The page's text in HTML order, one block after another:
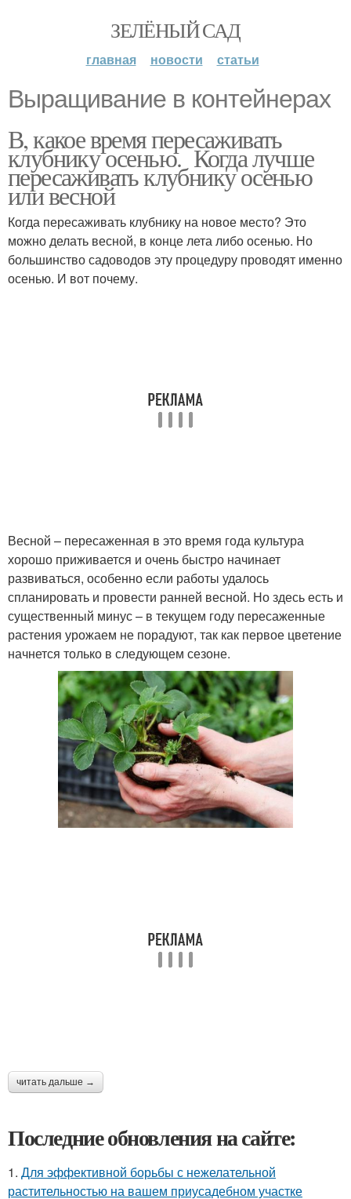
ЗЕЛЁНЫЙ САД
главная новости статьи
Выращивание в контейнерах
В, какое время пересаживать
клубнику осенью. Когда лучше
пересаживать клубнику осенью
или весной
Когда пересаживать клубнику на новое место? Это
можно делать весной, в конце лета либо осенью. Но
большинство садоводов эту процедуру проводят именно
осенью. И вот почему.
Весной – пересаженная в это время года культура
хорошо приживается и очень быстро начинает
развиваться, особенно если работы удалось
спланировать и провести ранней весной. Но здесь есть и
существенный минус – в текущем году пересаженные
растения урожаем не порадуют, так как первое цветение
начнется только в следующем сезоне.
читать дальше →
Последние обновления на сайте:
1. Для эффективной борьбы с нежелательной
растительностью на вашем приусадебном участке